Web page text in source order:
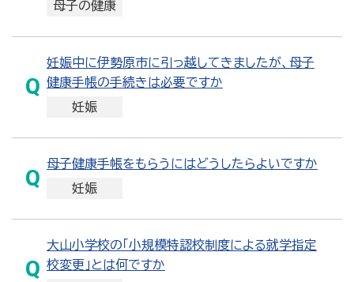
母子の健康
妊娠中に伊勢原市に引っ越してきましたが、母子
健康手帳の手続きは必要ですか
妊娠
母子健康手帳をもらうにはどうしたらよいですか
妊娠
大山小学校の「小規模特認校制度による就学指定
校変更」とは何ですか